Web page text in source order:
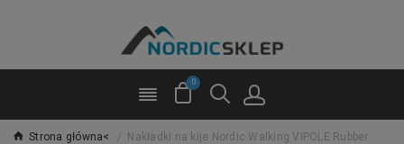
0
Strona główna< / Nakładki na kije Nordic Walking VIPOLE Rubber